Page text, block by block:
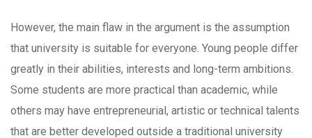
However, the main flaw in the argument is the assumption
that university is suitable for everyone. Young people differ
greatly in their abilities, interests and long-term ambitions.
Some students are more practical than academic, while
others may have entrepreneurial, artistic or technical talents
that are better developed outside a traditional university